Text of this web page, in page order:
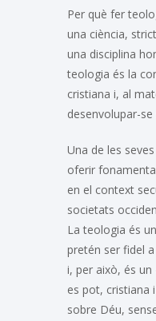
Per què fer
una ciència,
una disciplina
teologia és la
cristiana i, al
desenvolupar-se
Una de les
oferir
en el context
societats
La teologia és
pretén ser fidel
i, per això, és un
es pot, cristiana
sobre Déu,